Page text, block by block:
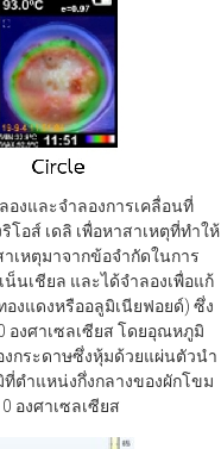
องและจำลองการเคลื่อนที่
อส์ เดลิ เพื่อหาสาเหตุที่ทำให้
เหตุมาจากข้อจำกัดในการ
นเชียล และได้จำลองเพื่อแก้
งแดงหรืออลูมิเนียฟอยด์) ซึ่ง
องศาเซลเซียส โดยอุณหภูมิ
งกระดาษซึ่งหุ้มด้วยแผ่นตัวนำ
ตำแหน่งกึ่งกลางของผักโขม
องศาเซลเซียส